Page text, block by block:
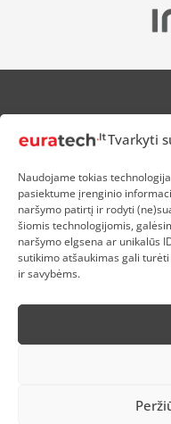
Tvarkyti
Naudojame tokias
pasiektume įrenginio
naršymo patirtį ir rodyti
šiomis technologijomis,
naršymo elgsena ar unikalūs
sutikimo atšaukimas gali
ir savybėms.
PREKIŲ IR